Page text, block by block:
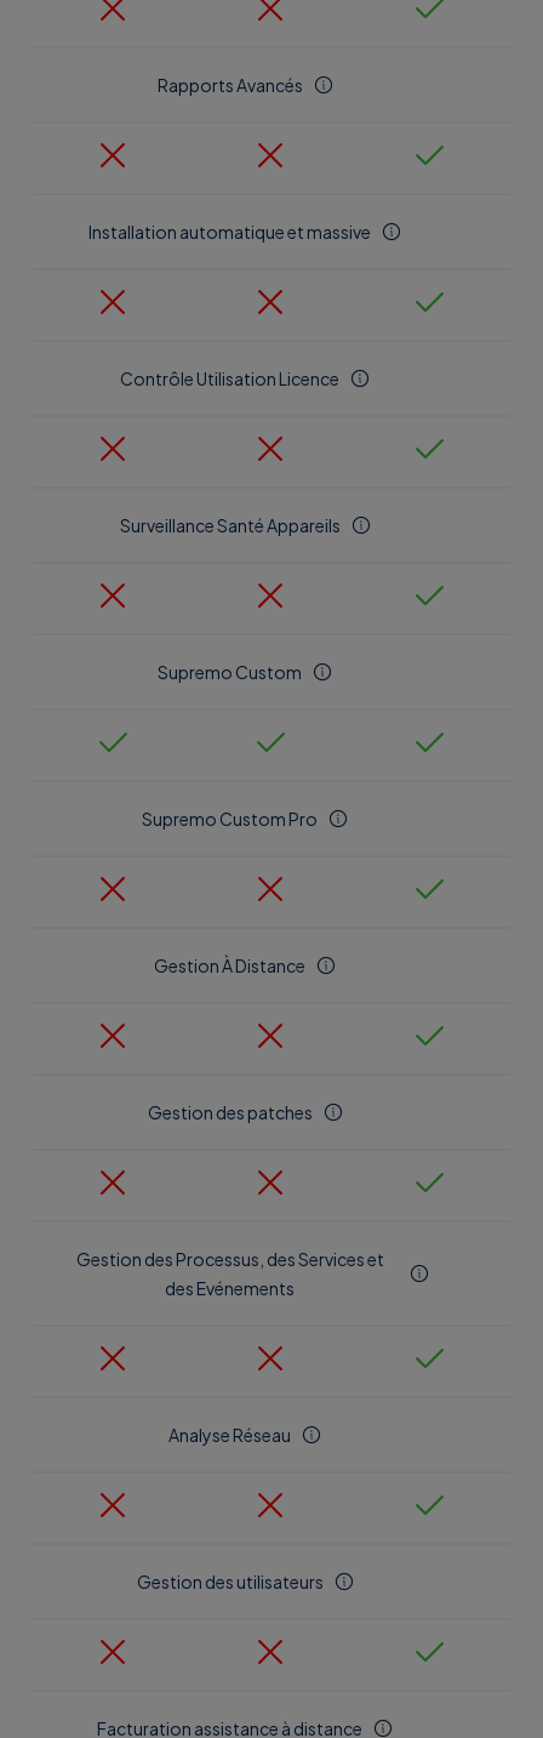
Rapports Avancés
Installation automatique et massive
Contrôle Utilisation Licence
Surveillance Santé Appareils
Supremo Custom
Supremo Custom Pro
Gestion À Distance
Gestion des patches
Gestion des Processus, des Services et
des Evénements
Analyse Réseau
Gestion des utilisateurs
Facturation assistance à distance